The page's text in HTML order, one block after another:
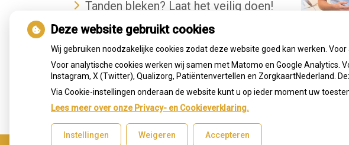
Tanden bleken? Laat het veilig doen!
gezonde mond
Deze website gebruikt cookies
Wij gebruiken noodzakelijke cookies zodat deze website goed kan werken.
Voor analytische cookies werken wij samen met Matomo en Google Analytics.
Instagram, X (Twitter), Qualizorg, Patiëntenvertellen en ZorgkaartNederland.
Via Cookie-instellingen onderaan de website kunt u op ieder moment uw
Lees meer over onze Privacy- en Cookieverklaring.
Instellingen Weigeren Accepteren